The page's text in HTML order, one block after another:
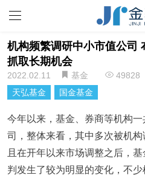
机构频繁调研中小市值公司
抓取长期机会
2022.02.11 基金
49828
天弘基金
国金基金
今年以来，基金、券商等机构
司，整体来看，其中多次被机构
且在开年以来市场调整之后，
判发生了较为明显的变化，不少